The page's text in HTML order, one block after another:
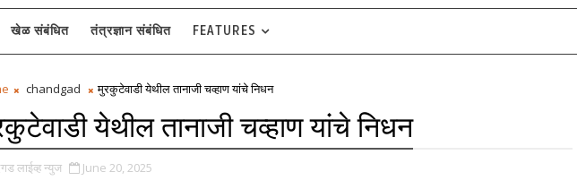
खेळ संबंधित तंत्रज्ञान संबंधित FEATURES
chandgad मुरकुटेवाडी येथील तानाजी चव्हाण यांचे निधन
येथील तानाजी चव्हाण यांचे निधन
लाईव्ह न्युज June 20, 2025